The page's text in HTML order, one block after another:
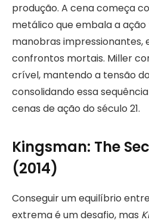
produção. A cena começa
metálico que embala a
manobras impressionantes,
confrontos mortais. Miller
crível, mantendo a tensão
consolidando essa
cenas de ação do século 21.
Kingsman: The
(2014)
Conseguir um equilíbrio
extrema é um desafio, mas